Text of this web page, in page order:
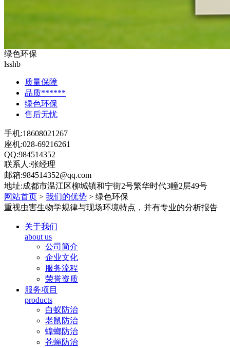
绿色环保
lsshb
质量保障
品质******
绿色环保
售后无忧
手机:18608021267
座机:028-69216261
QQ:984514352
联系人:张经理
邮箱:984514352@qq.com
地址:成都市温江区柳城镇和宁街2号繁华时代3幢2层49号
网站首页 > 我们的优势 > 绿色环保
重视虫害生物学规律与现场环境特点，并有专业的分析报告
关于我们
about us
公司简介
企业文化
服务流程
荣誉资质
服务项目
products
白蚁防治
老鼠防治
蟑螂防治
苍蝇防治